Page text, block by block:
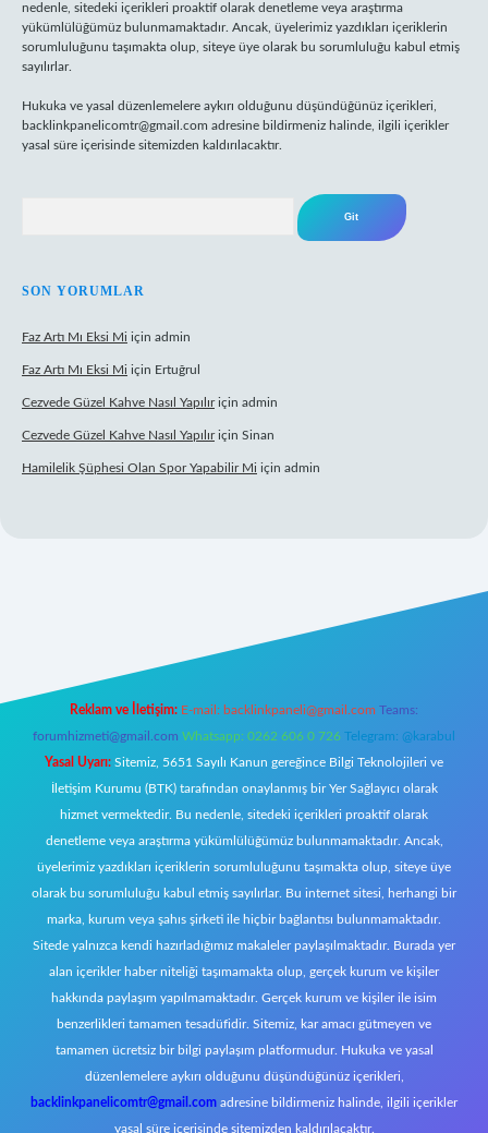
nedenle, sitedeki içerikleri proaktif olarak denetleme veya araştırma
yükümlülüğümüz bulunmamaktadır. Ancak, üyelerimiz yazdıkları içeriklerin
sorumluluğunu taşımakta olup, siteye üye olarak bu sorumluluğu kabul etmiş
sayılırlar.
Hukuka ve yasal düzenlemelere aykırı olduğunu düşündüğünüz içerikleri,
backlinkpanelicomtr@gmail.com adresine bildirmeniz halinde, ilgili içerikler
yasal süre içerisinde sitemizden kaldırılacaktır.
SON YORUMLAR
Faz Artı Mı Eksi Mi için admin
Faz Artı Mı Eksi Mi için Ertuğrul
Cezvede Güzel Kahve Nasıl Yapılıriçin admin
Cezvede Güzel Kahve Nasıl Yapılıriçin Sinan
Hamilelik Şüphesi Olan Spor Yapabilir Mi için admin
Reklam ve İletişim: E-mail: backlinkpaneli@gmail.com Teams:
forumhizmeti@gmail.com Whatsapp: 0262 606 0 726 Telegram: @karabul
Yasal Uyarı: Sitemiz, 5651 Sayılı Kanun gereğince Bilgi Teknolojileri ve
İletişim Kurumu (BTK) tarafından onaylanmış bir Yer Sağlayıcı olarak
hizmet vermektedir. Bu nedenle, sitedeki içerikleri proaktif olarak
denetleme veya araştırma yükümlülüğümüz bulunmamaktadır. Ancak,
üyelerimiz yazdıkları içeriklerin sorumluluğunu taşımakta olup, siteye üye
olarak bu sorumluluğu kabul etmiş sayılırlar. Bu internet sitesi, herhangi bir
marka, kurum veya şahıs şirketi ile hiçbir bağlantısı bulunmamaktadır.
Sitede yalnızca kendi hazırladığımız makaleler paylaşılmaktadır. Burada yer
alan içerikler haber niteliği taşımamakta olup, gerçek kurum ve kişiler
hakkında paylaşım yapılmamaktadır. Gerçek kurum ve kişiler ile isim
benzerlikleri tamamen tesadüfidir. Sitemiz, kar amacı gütmeyen ve
tamamen ücretsiz bir bilgi paylaşım platformudur. Hukuka ve yasal
düzenlemelere aykırı olduğunu düşündüğünüz içerikleri,
backlinkpanelicomtr@gmail.com adresine bildirmeniz halinde, ilgili içerikler
yasal süre içerisinde sitemizden kaldırılacaktır.